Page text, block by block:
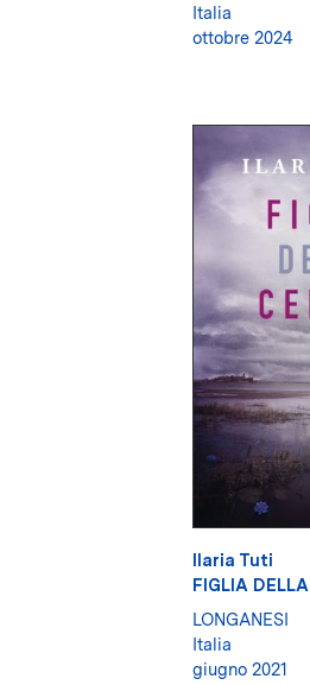
Italia
ottobre 2024
Ilaria Tuti
FIGLIA
LONGANESI
Italia
giugno 2021